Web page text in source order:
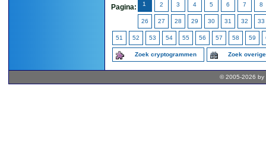
Pagina: 1 2 3 4 5 6 7 8
26 27 28 29 30 31 32 33
51 52 53 54 55 56 57 58 59
Zoek cryptogrammen Zoek
© 2005-2026 by